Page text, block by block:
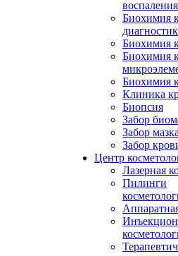
Биохимия
Биохимия
Биохимия
Биохимия
Клиника
Биопсия
Забор
Забор
Забор
Центр
Лазерная
Пилинги